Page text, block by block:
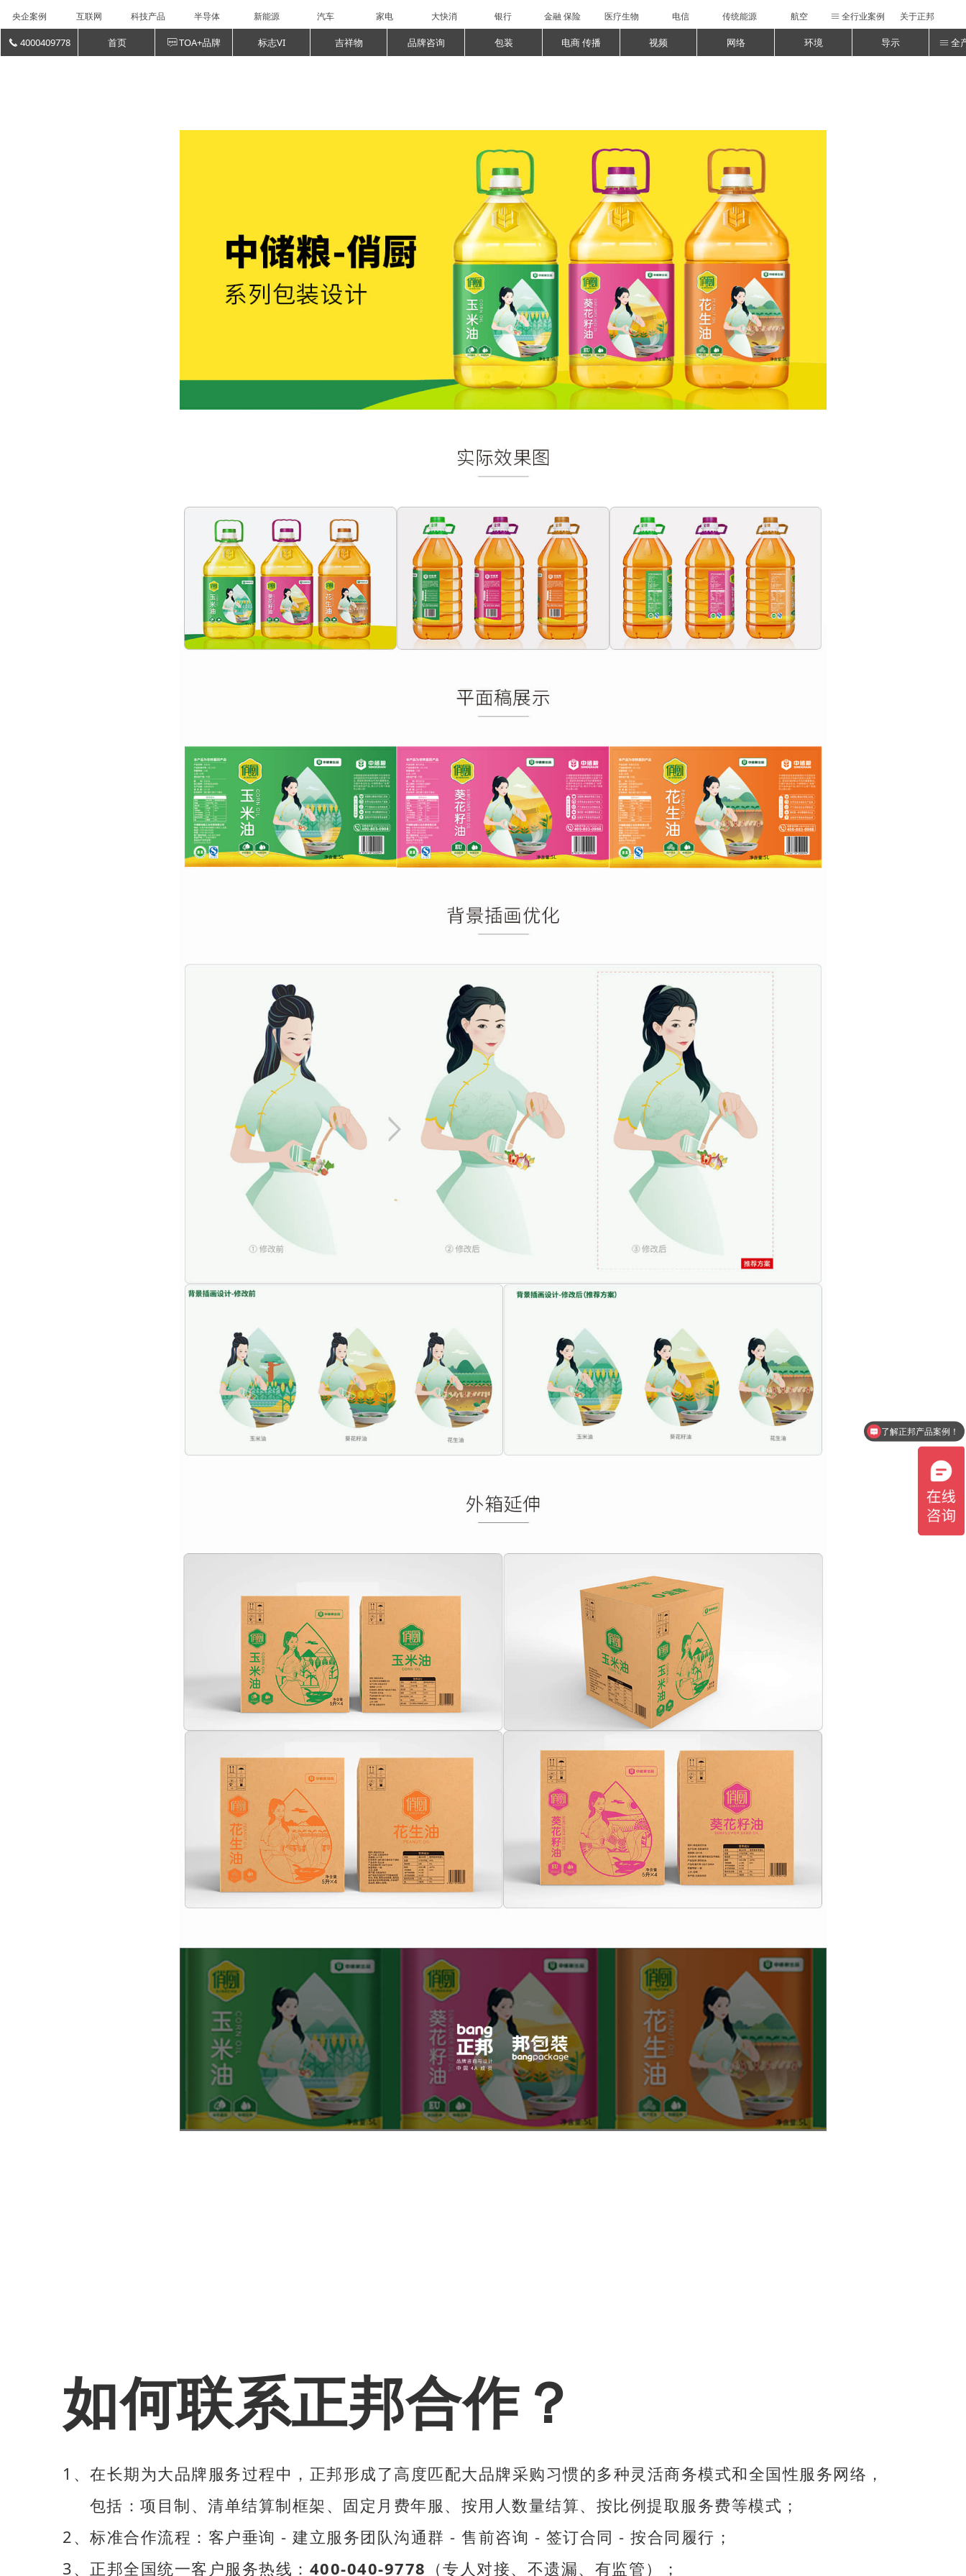
끅 4000409778 首页 ꁳ TOA+品牌 标志VI 吉祥物 品牌咨询 包装 电商 传播 视频 网络 环境 导示 ꁔ 全
央企案例 互联网 科技产品 半导体 新能源 汽车 家电 大快消 银行 金融 保险 医疗生物 电信 传统能源 航空 ꁔ 全行业案例 关于正邦
如何联系正邦合作？
1、在长期为大品牌服务过程中，正邦形成了高度匹配大品牌采购习惯的多种灵活商务模式和全国性服务网络，
包括：项目制、清单结算制框架、固定月费年服、按用人数量结算、按比例提取服务费等模式；
2、标准合作流程：客户垂询 - 建立服务团队沟通群 - 售前咨询 - 签订合同 - 按合同履行；
3、正邦全国统一客户服务热线： 400-040-9778 （专人对接、不遗漏、有监管）；
了解正邦产品案例！